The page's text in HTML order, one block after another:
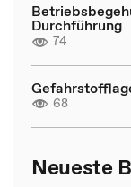
Durchführung
74
68
Neueste